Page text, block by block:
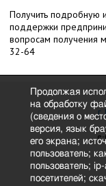
Получить подробную
поддержки
вопросам получения
32-64
Продолжая
на обработку
(сведения о
версия, язык
его экрана;
пользователь;
пользователь;
посетителей;